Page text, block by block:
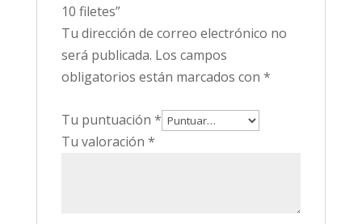
10 filetes”
Tu dirección de correo electrónico no
será publicada. Los campos
obligatorios están marcados con *
Tu puntuación *
Tu valoración *